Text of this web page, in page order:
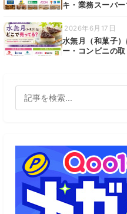
キ・業務スーパ
2026年6月17日
水無月（和菓子
ー・コンビニの